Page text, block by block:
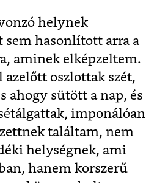
helynek
sem hasonlított arra a
aminek elképzeltem.
oszlottak szét,
ahogy sütött a nap, és
imponálóan
találtam, nem
helységnek, ami
hanem korszerű